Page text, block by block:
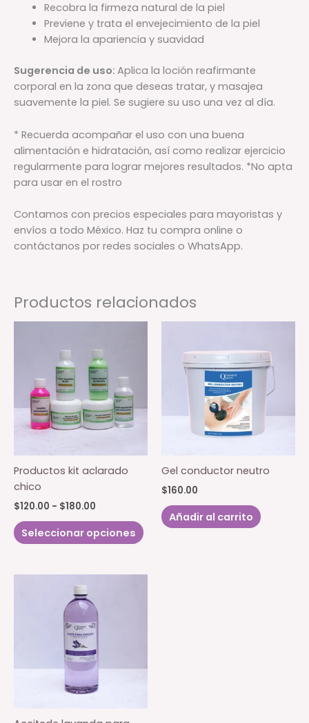
Recobra la firmeza natural de la piel
Previene y trata el envejecimiento de la piel
Mejora la apariencia y suavidad
Sugerencia de uso: Aplica la loción reafirmante
corporal en la zona que deseas tratar, y masajea
suavemente la piel. Se sugiere su uso una vez al día.
* Recuerda acompañar el uso con una buena
alimentación e hidratación, así como realizar ejercicio
regularmente para lograr mejores resultados. *No apta
para usar en el rostro
Contamos con precios especiales para mayoristas y
envíos a todo México. Haz tu compra online o
contáctanos por redes sociales o WhatsApp.
Productos relacionados
Productos kit aclarado
chico
$120.00 - $180.00
precios:
desde
$180.00
Seleccionar opciones
Este
producto
múltiples
elegir
Gel conductor neutro
$160.00
Añadir al carrito